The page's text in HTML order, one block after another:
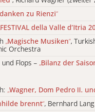
zu Rienzi“
FESTIVAL della Valle d’Itria
„Magische Musiken“,
Orchestra
Flops – „Bilanz der
„Wagner, Dom Pedro II.
brennt“, Bernhard Lang